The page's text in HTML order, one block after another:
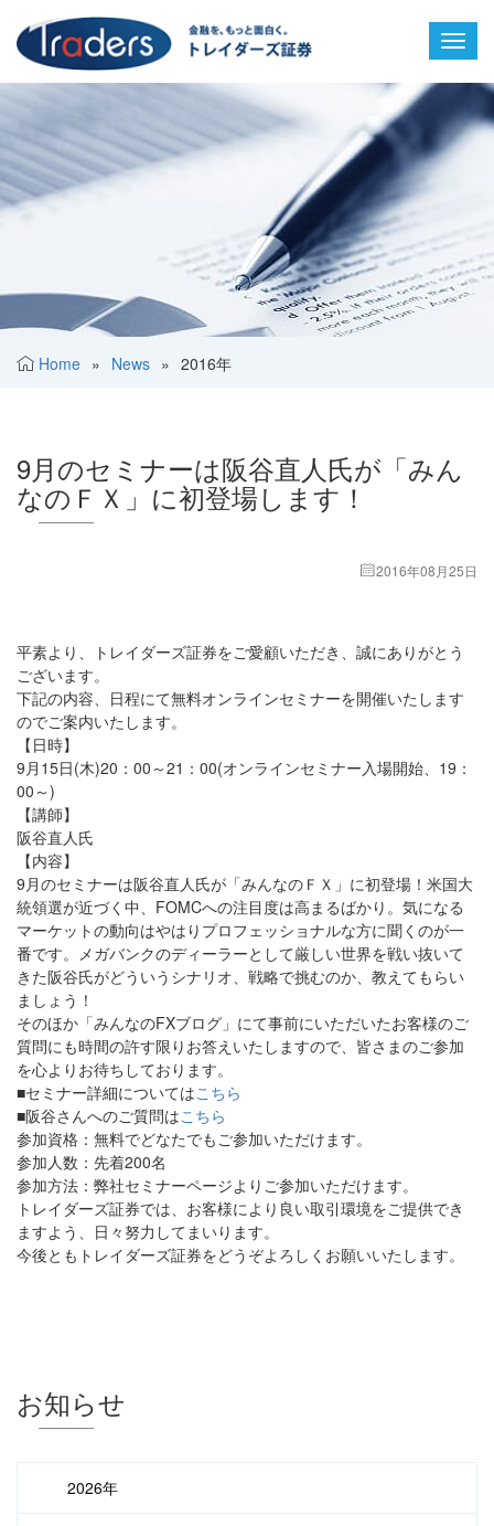
Home » News » 2016年
9月のセミナーは阪谷直人氏が「みん
なのＦＸ」に初登場します！
2016年08月25日
平素より、トレイダーズ証券をご愛顧いただき、誠にありがとう
ございます。
下記の内容、日程にて無料オンラインセミナーを開催いたします
のでご案内いたします。
【日時】
9月15日(木)20：00～21：00(オンラインセミナー入場開始、19：
00～)
【講師】
阪谷直人氏
【内容】
9月のセミナーは阪谷直人氏が「みんなのＦＸ」に初登場！米国大
統領選が近づく中、FOMCへの注目度は高まるばかり。気になる
マーケットの動向はやはりプロフェッショナルな方に聞くのが一
番です。メガバンクのディーラーとして厳しい世界を戦い抜いて
きた阪谷氏がどういうシナリオ、戦略で挑むのか、教えてもらい
ましょう！
そのほか「みんなのFXブログ」にて事前にいただいたお客様のご
質問にも時間の許す限りお答えいたしますので、皆さまのご参加
を心よりお待ちしております。
■セミナー詳細についてはこちら
■阪谷さんへのご質問はこちら
参加資格：無料でどなたでもご参加いただけます。
参加人数：先着200名
参加方法：弊社セミナーページよりご参加いただけます。
トレイダーズ証券では、お客様により良い取引環境をご提供でき
ますよう、日々努力してまいります。
今後ともトレイダーズ証券をどうぞよろしくお願いいたします。
お知らせ
2026年